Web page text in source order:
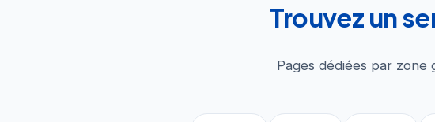
Trouvez un
Pages dédiées par